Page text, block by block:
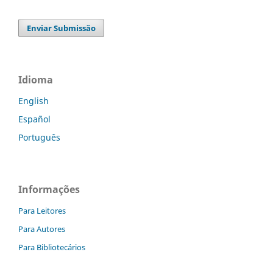
Enviar Submissão
Idioma
English
Español
Português
Informações
Para Leitores
Para Autores
Para Bibliotecários